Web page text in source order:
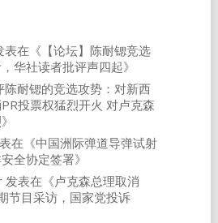
表在《 【论坛】陈耐锶竞选
华社读者批评声四起》
陈耐锶的竞选攻势：对新西
投票权猛烈开火 对卢克森
》
在《中国洲际弹道导弹试射
全协定签署》
发表在《卢克森总理取消
节目采访，国家党投诉